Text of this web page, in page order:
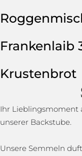
Frankenlaib
Krustenbrot
Ihr Lieblingsmoment
unserer Backstube.
Unsere Semmeln